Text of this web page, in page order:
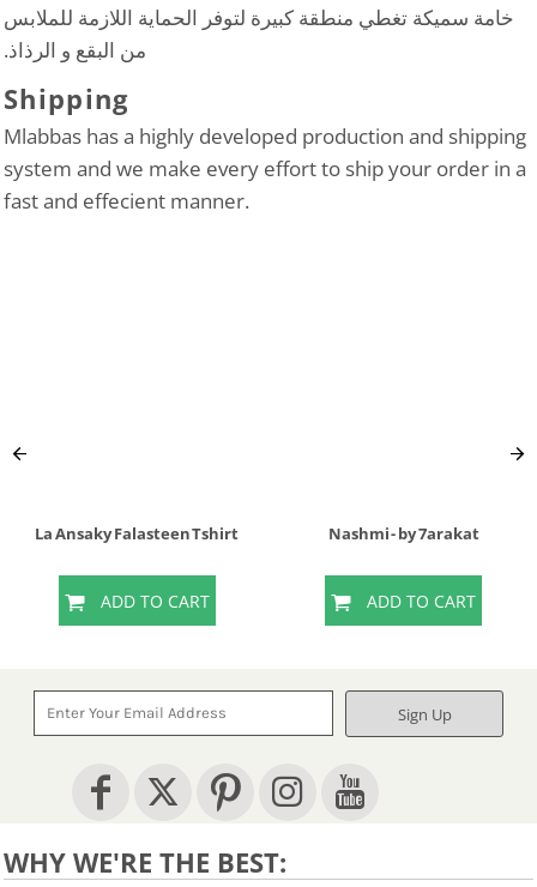
خامة سميكة تغطي منطقة كبيرة لتوفر الحماية اللازمة للملابس
من البقع و الرذاذ.
Shipping
Mlabbas has a highly developed production and shipping
system and we make every effort to ship your order in a
fast and effecient manner.
La Ansaky Falasteen Tshirt
ADD TO CART
Nashmi - by 7arakat
ADD TO CART
Sign Up
WHY WE'RE THE BEST: